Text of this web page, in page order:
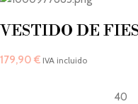
VESTIDO DE
179,90 € IVA incluido
40